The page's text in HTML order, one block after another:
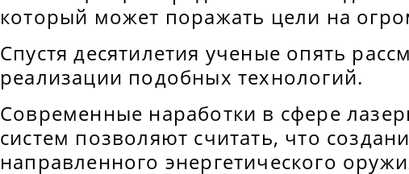
который может поражать цели на
Спустя десятилетия ученые опять
реализации подобных технологий.
Современные наработки в сфере
систем позволяют считать, что
направленного энергетического